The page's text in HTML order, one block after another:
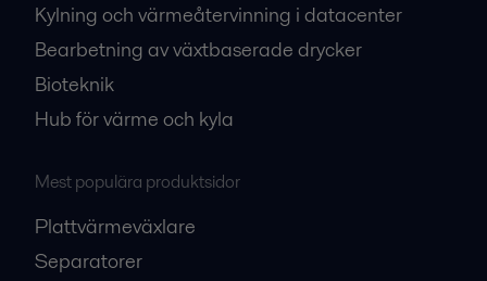
Kylning och värmeåtervinning i datacenter
Bearbetning av växtbaserade drycker
Bioteknik
Hub för värme och kyla
Mest populära produktsidor
Plattvärmeväxlare
Separatorer